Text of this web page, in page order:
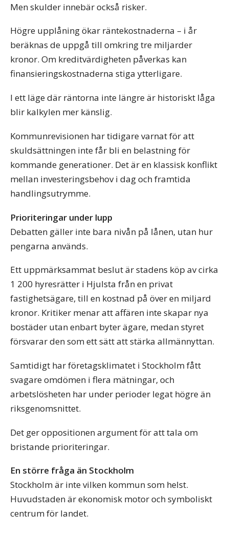
Men skulder innebär också risker.
Högre upplåning ökar räntekostnaderna – i år
beräknas de uppgå till omkring tre miljarder
kronor. Om kreditvärdigheten påverkas kan
finansieringskostnaderna stiga ytterligare.
I ett läge där räntorna inte längre är historiskt låga
blir kalkylen mer känslig.
Kommunrevisionen har tidigare varnat för att
skuldsättningen inte får bli en belastning för
kommande generationer. Det är en klassisk konflikt
mellan investeringsbehov i dag och framtida
handlingsutrymme.
Prioriteringar under lupp
Debatten gäller inte bara nivån på lånen, utan hur
pengarna används.
Ett uppmärksammat beslut är stadens köp av cirka
1 200 hyresrätter i Hjulsta från en privat
fastighetsägare, till en kostnad på över en miljard
kronor. Kritiker menar att affären inte skapar nya
bostäder utan enbart byter ägare, medan styret
försvarar den som ett sätt att stärka allmännyttan.
Samtidigt har företagsklimatet i Stockholm fått
svagare omdömen i flera mätningar, och
arbetslösheten har under perioder legat högre än
riksgenomsnittet.
Det ger oppositionen argument för att tala om
bristande prioriteringar.
En större fråga än Stockholm
Stockholm är inte vilken kommun som helst.
Huvudstaden är ekonomisk motor och symboliskt
centrum för landet.